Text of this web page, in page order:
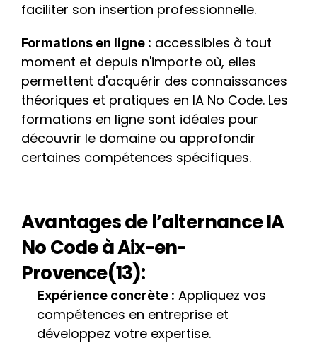
faciliter son insertion professionnelle.
Formations en ligne : accessibles à tout
moment et depuis n'importe où, elles
permettent d'acquérir des connaissances
théoriques et pratiques en IA No Code. Les
formations en ligne sont idéales pour
découvrir le domaine ou approfondir
certaines compétences spécifiques.
Avantages de l’alternance IA
No Code à Aix-en-
Provence(13):
Expérience concrète : Appliquez vos
compétences en entreprise et
développez votre expertise.